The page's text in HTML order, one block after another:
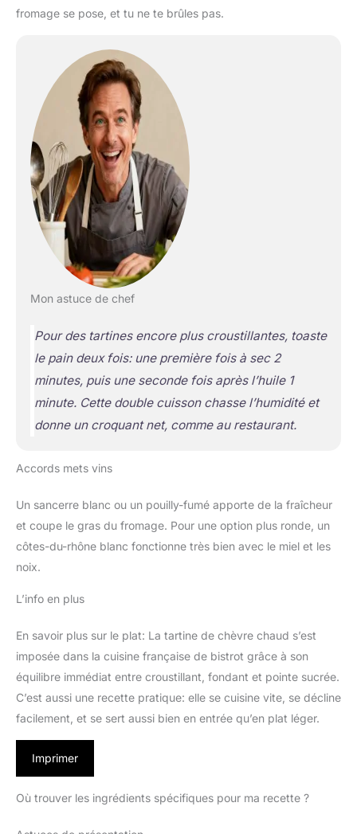
fromage se pose, et tu ne te brûles pas.
Mon astuce de chef
Pour des tartines encore plus croustillantes, toaste
le pain deux fois: une première fois à sec 2
minutes, puis une seconde fois après l’huile 1
minute. Cette double cuisson chasse l’humidité et
donne un croquant net, comme au restaurant.
Accords mets vins
Un sancerre blanc ou un pouilly-fumé apporte de la fraîcheur
et coupe le gras du fromage. Pour une option plus ronde, un
côtes-du-rhône blanc fonctionne très bien avec le miel et les
noix.
L’info en plus
En savoir plus sur le plat: La tartine de chèvre chaud s’est
imposée dans la cuisine française de bistrot grâce à son
équilibre immédiat entre croustillant, fondant et pointe sucrée.
C’est aussi une recette pratique: elle se cuisine vite, se décline
facilement, et se sert aussi bien en entrée qu’en plat léger.
Imprimer
Où trouver les ingrédients spécifiques pour ma recette ?